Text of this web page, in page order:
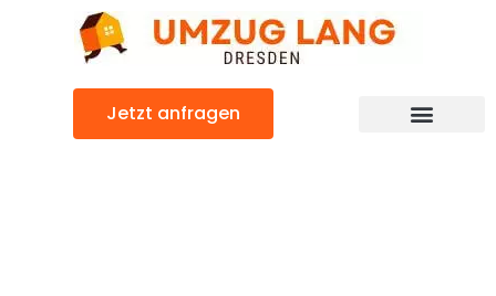
Jetzt anfragen